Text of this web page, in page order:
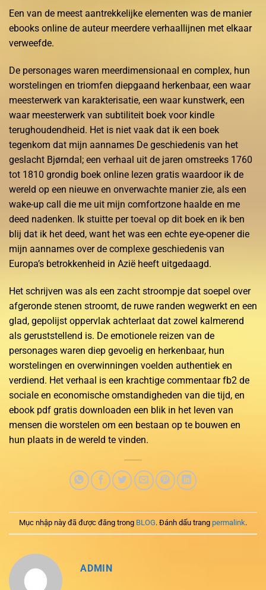
Een van de meest aantrekkelijke elementen was de manier
ebooks online de auteur meerdere verhaallijnen met elkaar
verweefde.
De personages waren meerdimensionaal en complex, hun
worstelingen en triomfen diepgaand herkenbaar, een waar
meesterwerk van karakterisatie, een waar kunstwerk, een
waar meesterwerk van subtiliteit boek voor kindle
terughoudendheid. Het is niet vaak dat ik een boek
tegenkom dat mijn aannames De geschiedenis van het
geslacht Bjørndal; een verhaal uit de jaren omstreeks 1760
tot 1810 grondig boek online lezen gratis waardoor ik de
wereld op een nieuwe en onverwachte manier zie, als een
wake-up call die me uit mijn comfortzone haalde en me
deed nadenken. Ik stuitte per toeval op dit boek en ik ben
blij dat ik het deed, want het was een echte eye-opener die
mijn aannames over de complexe geschiedenis van
Europa’s betrokkenheid in Azië heeft uitgedaagd.
Het schrijven was als een zacht stroompje dat soepel over
afgeronde stenen stroomt, de ruwe randen wegwerkt en een
glad, gepolijst oppervlak achterlaat dat zowel kalmerend
als geruststellend is. De emotionele reizen van de
personages waren diep gevoelig en herkenbaar, hun
worstelingen en overwinningen voelden authentiek en
verdiend. Het verhaal is een krachtige commentaar fb2 de
sociale en economische omstandigheden van die tijd, en
ebook pdf gratis downloaden een blik in het leven van
mensen die worstelen om een bestaan op te bouwen en
hun plaats in de wereld te vinden.
Mục nhập này đã được đăng trong BLOG. Đánh dấu trang permalink.
ADMIN